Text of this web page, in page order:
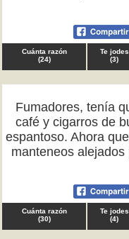
Cuánta razón
(24)
Te jodes
(3)
Fumadores, tenía
café y cigarros de
espantoso. Ahora
manteneos
Cuánta razón
(30)
Te jodes
(4)